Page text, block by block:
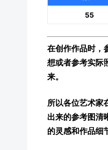
55
在创作作品时，
想或者参考实际
来。
所以各位艺术家
出来的参考图清
的灵感和作品细